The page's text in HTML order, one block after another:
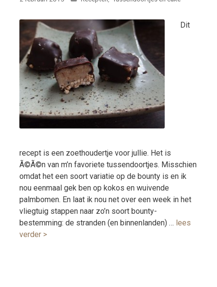
Dit
recept is een zoethoudertje voor jullie. Het is
Ã©Ã©n van m’n favoriete tussendoortjes. Misschien
omdat het een soort variatie op de bounty is en ik
nou eenmaal gek ben op kokos en wuivende
palmbomen. En laat ik nou net over een week in het
vliegtuig stappen naar zo’n soort bounty-
bestemming: de stranden (en binnenlanden) … lees
verder >